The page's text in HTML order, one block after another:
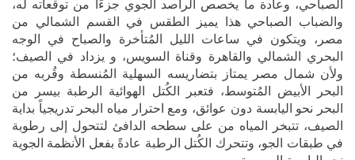
والضباب الصباحي هذا يميز الطقس في القسم الشمالي من
مصر، ويتكون في ساعات الليل المُتأخرة والصباح في الوجه
البحري الشمالي والقاهرة وقناة السويس، و يزداد في الصيف؛
ولأن شمال مصر يمتاز بتضاريسه السهلية المُنسطة وقُربه من
البحر الأبيض المُتوسط، فتعبر الكُتل الهوائية الرطبة بيسر من
البحر نحو اليابسة دون عوائق، ومع احترار مياه البحر تدريجياً بداية
الصيف، تتبخر المياه من على سطحه الدافئ لتتحول إلى رطوبة
في طبقات الجو، وتتحرك الكُتل الرطبة عادةً بفعل الأنظمة الجوية